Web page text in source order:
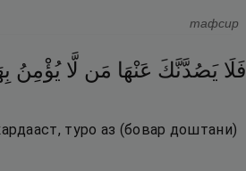
тафсир
فَلَا يَصُدَّنَّكَ عَنْهَا مَن لَّا يُؤْمِنُ
туро аз (бовар доштани)